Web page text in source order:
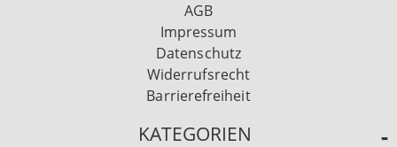
AGB
Impressum
Datenschutz
Widerrufsrecht
Barrierefreiheit
KATEGORIEN